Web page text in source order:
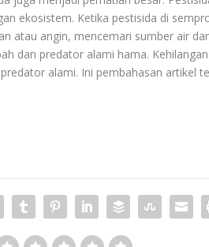
ekosistem. Ketika pestisida di
atau angin, mencemari sumber air
dan predator alami hama.
alami. Ini pembahasan artikel